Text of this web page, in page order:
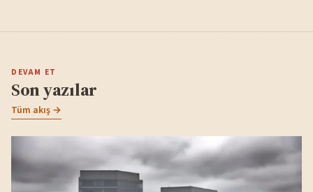
DEVAM ET
Son yazılar
Tüm akış →